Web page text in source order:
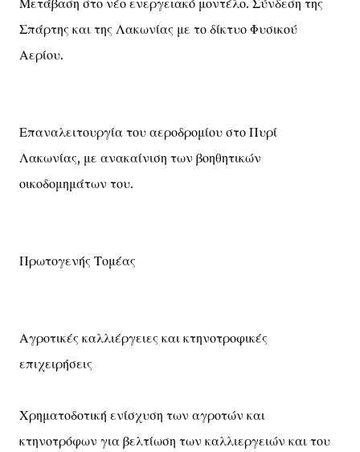
Μετάβαση στο νέο ενεργειακό μοντέλο. Σύνδεση της
Σπάρτης και της Λακωνίας με το δίκτυο Φυσικού
Αερίου.
Επαναλειτουργία του αεροδρομίου στο Πυρί
Λακωνίας, με ανακαίνιση των βοηθητικών
οικοδομημάτων του.
Πρωτογενής Τομέας
Αγροτικές καλλιέργειες και κτηνοτροφικές
επιχειρήσεις
Χρηματοδοτική ενίσχυση των αγροτών και
κτηνοτρόφων για βελτίωση των καλλιεργειών και του